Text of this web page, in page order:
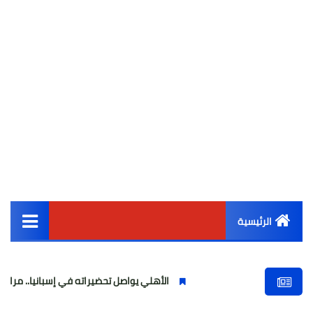
الرئيسية
أخبار مصر
الأهلي يواصل تحضيراته في إسبانيا.. مران صباحي